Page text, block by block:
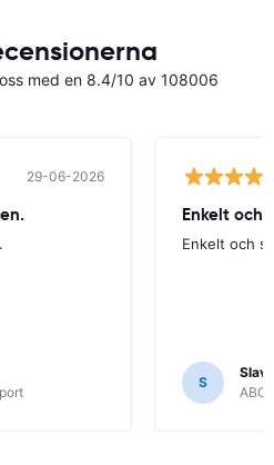
med en 8.4/10 av 108006
29-06-2026
Enkelt och
Enkelt och
S
ABC